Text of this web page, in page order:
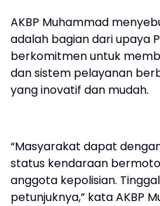
AKBP Muhammad
adalah bagian dari upaya
berkomitmen untuk
dan sistem pelayanan
yang inovatif dan mudah.
“Masyarakat dapat
status kendaraan
anggota kepolisian.
petunjuknya,” kata AKBP